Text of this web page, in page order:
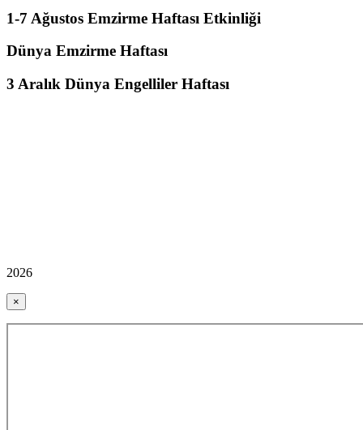
1-7 Ağustos Emzirme Haftası Etkinliği
Dünya Emzirme Haftası
3 Aralık Dünya Engelliler Haftası
2026
×